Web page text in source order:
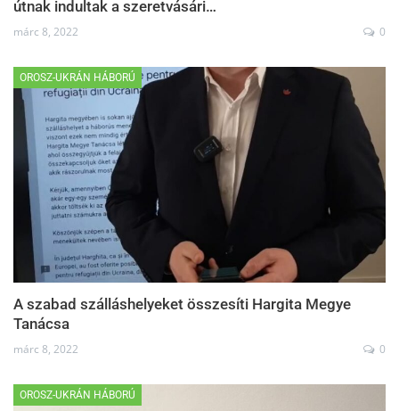
útnak indultak a szeretvásári…
márc 8, 2022 0
OROSZ-UKRÁN HÁBORÚ
A szabad szálláshelyeket összesíti Hargita Megye
Tanácsa
márc 8, 2022 0
OROSZ-UKRÁN HÁBORÚ